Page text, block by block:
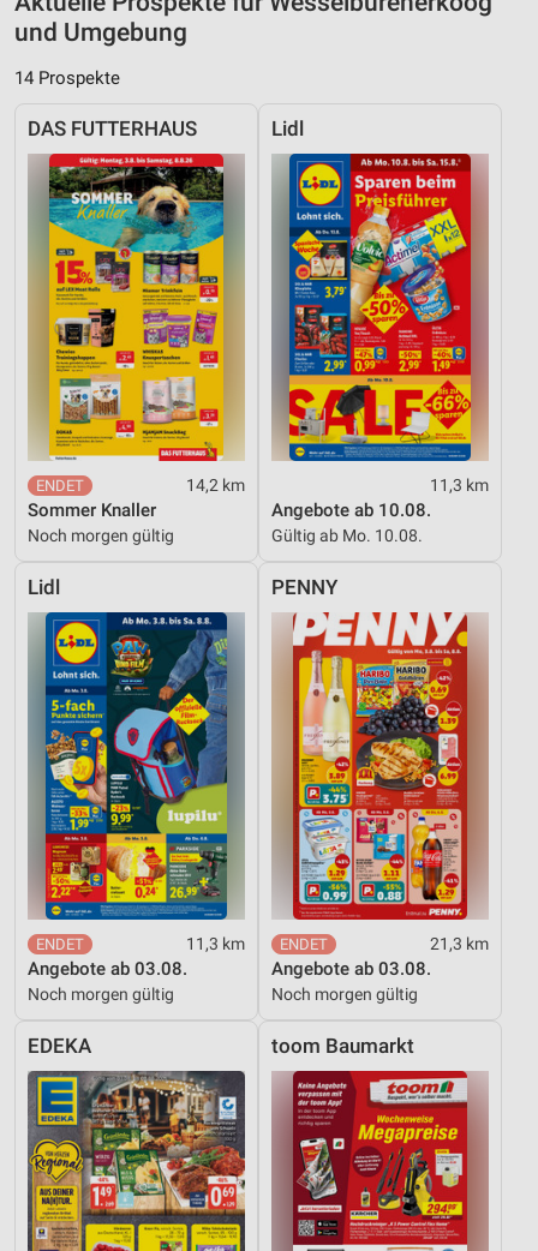
und Umgebung
14 Prospekte
DAS FUTTERHAUS
14,2 km
Sommer Knaller
Noch morgen gültig
Lidl
11,3 km
Angebote ab 10.08.
Gültig ab Mo. 10.08.
Lidl
11,3 km
Angebote ab 03.08.
Noch morgen gültig
PENNY
21,3 km
Angebote ab 03.08.
Noch morgen gültig
EDEKA toom Baumarkt